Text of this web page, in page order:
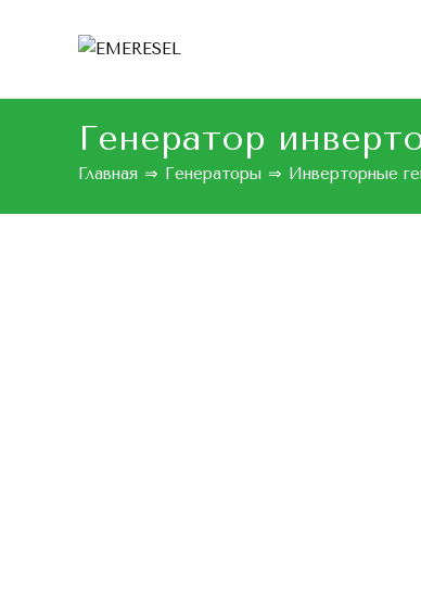
Генератор
Главная ⇒ Генераторы ⇒ Инверторные